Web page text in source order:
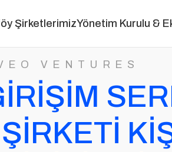
ŞirketlerimizYönetim Kurulu &
VENTURES